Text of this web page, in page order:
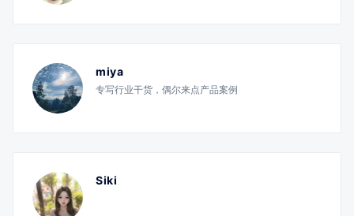
miya
专写行业干货，偶尔来点产品案例
Siki